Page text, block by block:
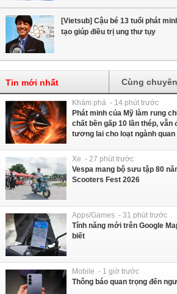
[Vietsub] Cậu bé 13 tuổi phát
tạo giúp điều trị ung thư tụy
Tin mới nhất Cùng
Khám phá - 14 phút trước
Phát minh của Mỹ làm rung
chất bền gấp 10 lần thép, vẫn
tương lai cho loạt ngành quan
Xe - 27 phút trước
Vespa mang bộ sưu tập 80
Scooters Fest 2026
Apps/Games - 31 phút trước
Tính năng mới trên Google
biết
Mobile - 1 giờ trước
Thông báo quan trọng đến